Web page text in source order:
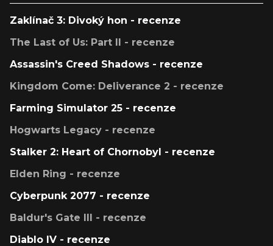
Zaklínač 3: Divoký hon - recenze
The Last of Us: Part II - recenze
Assassin's Creed Shadows - recenze
Kingdom Come: Deliverance 2 - recenze
Farming Simulator 25 - recenze
Hogwarts Legacy - recenze
Stalker 2: Heart of Chornobyl - recenze
Elden Ring - recenze
Cyberpunk 2077 - recenze
Baldur's Gate III - recenze
Diablo IV - recenze